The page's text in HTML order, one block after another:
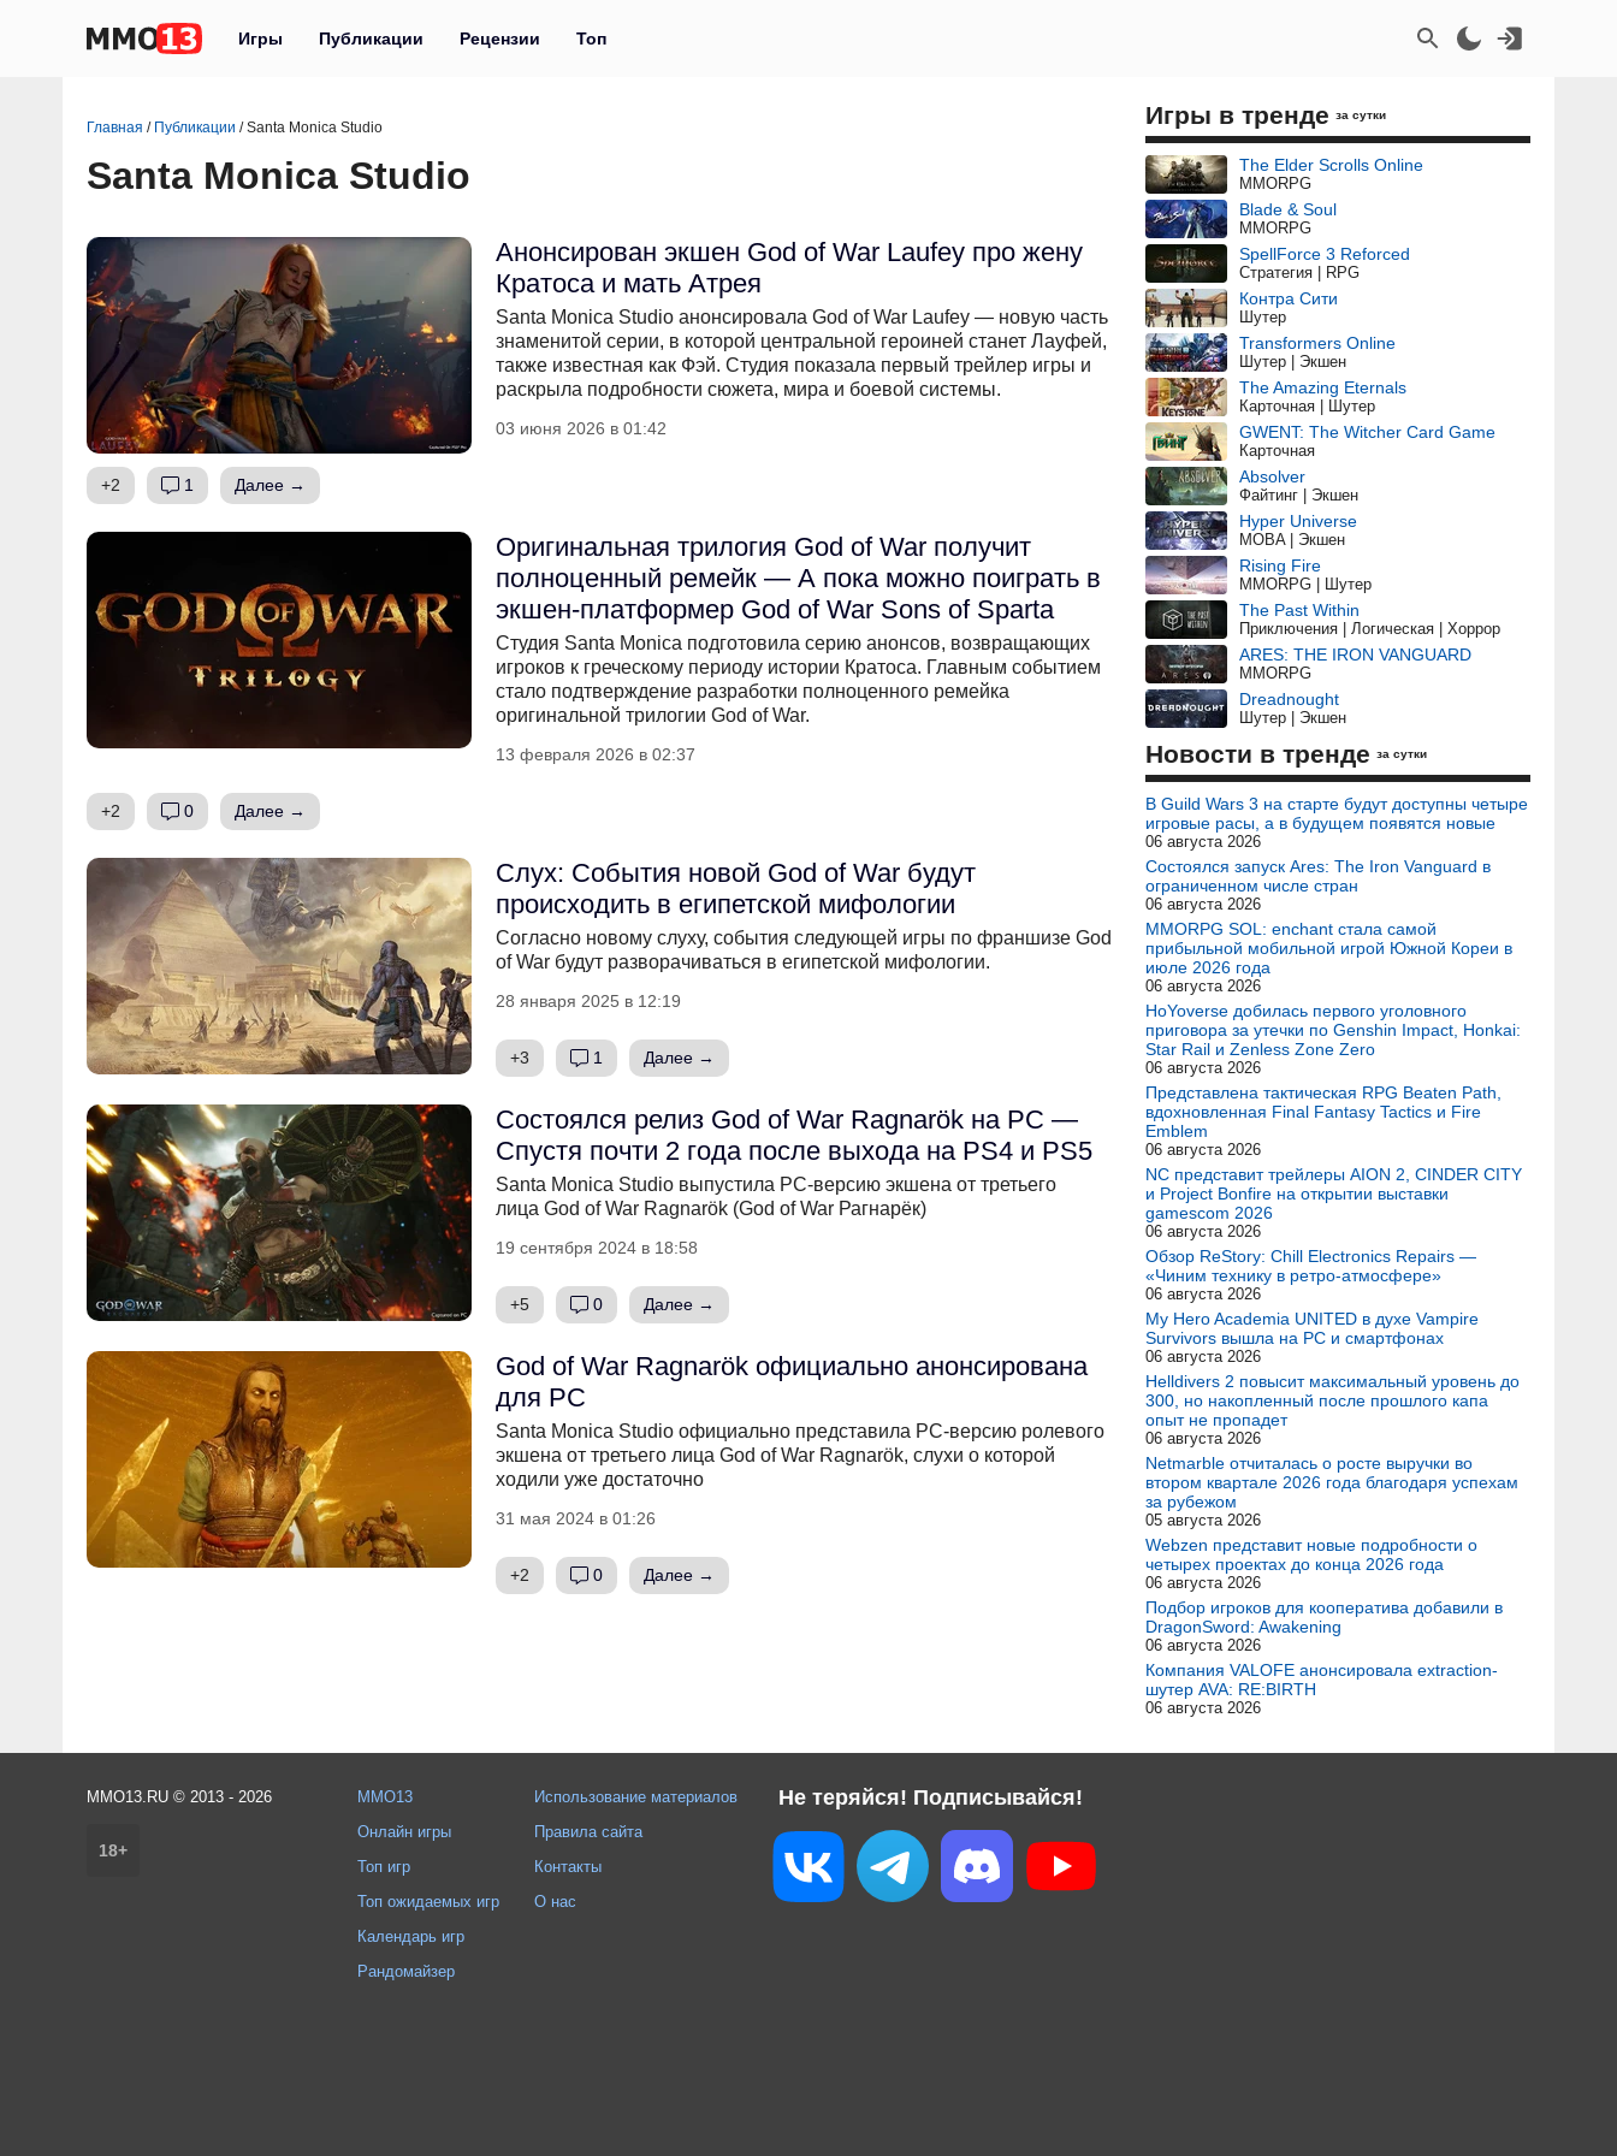
Игры Публикации Рецензии Топ
Главная / Публикации /Santa Monica Studio
Santa Monica Studio
Анонсирован экшен God of War Laufey про жену
Кратоса и мать Атрея
Santa Monica Studio анонсировала God of War Laufey — новую часть
знаменитой серии, в которой центральной героиней станет Лауфей,
также известная как Фэй. Студия показала первый трейлер игры и
раскрыла подробности сюжета, мира и боевой системы.
03 июня 2026 в 01:42
+2 1 Далее →
Оригинальная трилогия God of War получит
полноценный ремейк — А пока можно поиграть в
экшен-платформер God of War Sons of Sparta
Студия Santa Monica подготовила серию анонсов, возвращающих
игроков к греческому периоду истории Кратоса. Главным событием
стало подтверждение разработки полноценного ремейка
оригинальной трилогии God of War.
13 февраля 2026 в 02:37
+2 0 Далее →
Слух: События новой God of War будут
происходить в египетской мифологии
Согласно новому слуху, события следующей игры по франшизе God
of War будут разворачиваться в египетской мифологии.
28 января 2025 в 12:19
+3 1 Далее →
Состоялся релиз God of War Ragnarök на PC —
Спустя почти 2 года после выхода на PS4 и PS5
Santa Monica Studio выпустила PC-версию экшена от третьего
лица God of War Ragnarök (God of War Рагнарёк)
19 сентября 2024 в 18:58
+5 0 Далее →
God of War Ragnarök официально анонсирована
для PC
Santa Monica Studio официально представила PC-версию ролевого
экшена от третьего лица God of War Ragnarök, слухи о которой
ходили уже достаточно
31 мая 2024 в 01:26
+2 0 Далее →
Игры в тренде за сутки
The Elder Scrolls Online
MMORPG
Blade & Soul
MMORPG
SpellForce 3 Reforced
Стратегия | RPG
Контра Сити
Шутер
Transformers Online
Шутер | Экшен
The Amazing Eternals
Карточная | Шутер
GWENT: The Witcher Card Game
Карточная
Absolver
Файтинг | Экшен
Hyper Universe
MOBA | Экшен
Rising Fire
MMORPG | Шутер
The Past Within
Приключения | Логическая | Хоррор
ARES: THE IRON VANGUARD
MMORPG
Dreadnought
Шутер | Экшен
Новости в тренде за сутки
В Guild Wars 3 на старте будут доступны четыре
игровые расы, а в будущем появятся новые
06 августа 2026
Состоялся запуск Ares: The Iron Vanguard в
ограниченном числе стран
06 августа 2026
MMORPG SOL: enchant стала самой
прибыльной мобильной игрой Южной Кореи в
июле 2026 года
06 августа 2026
HoYoverse добилась первого уголовного
приговора за утечки по Genshin Impact, Honkai:
Star Rail и Zenless Zone Zero
06 августа 2026
Представлена тактическая RPG Beaten Path,
вдохновленная Final Fantasy Tactics и Fire
Emblem
06 августа 2026
NC представит трейлеры AION 2, CINDER CITY
и Project Bonfire на открытии выставки
gamescom 2026
06 августа 2026
Обзор ReStory: Chill Electronics Repairs —
«Чиним технику в ретро-атмосфере»
06 августа 2026
My Hero Academia UNITED в духе Vampire
Survivors вышла на PC и смартфонах
06 августа 2026
Helldivers 2 повысит максимальный уровень до
300, но накопленный после прошлого капа
опыт не пропадет
06 августа 2026
Netmarble отчиталась о росте выручки во
втором квартале 2026 года благодаря успехам
за рубежом
05 августа 2026
Webzen представит новые подробности о
четырех проектах до конца 2026 года
06 августа 2026
Подбор игроков для кооператива добавили в
DragonSword: Awakening
06 августа 2026
Компания VALOFE анонсировала extraction-
шутер AVA: RE:BIRTH
06 августа 2026
Не теряйся! Подписывайся!
MMO13.RU © 2013 - 2026
18+
MMO13
Онлайн игры
Топ игр
Топ ожидаемых игр
Календарь игр
Рандомайзер
Использование материалов
Правила сайта
Контакты
О нас